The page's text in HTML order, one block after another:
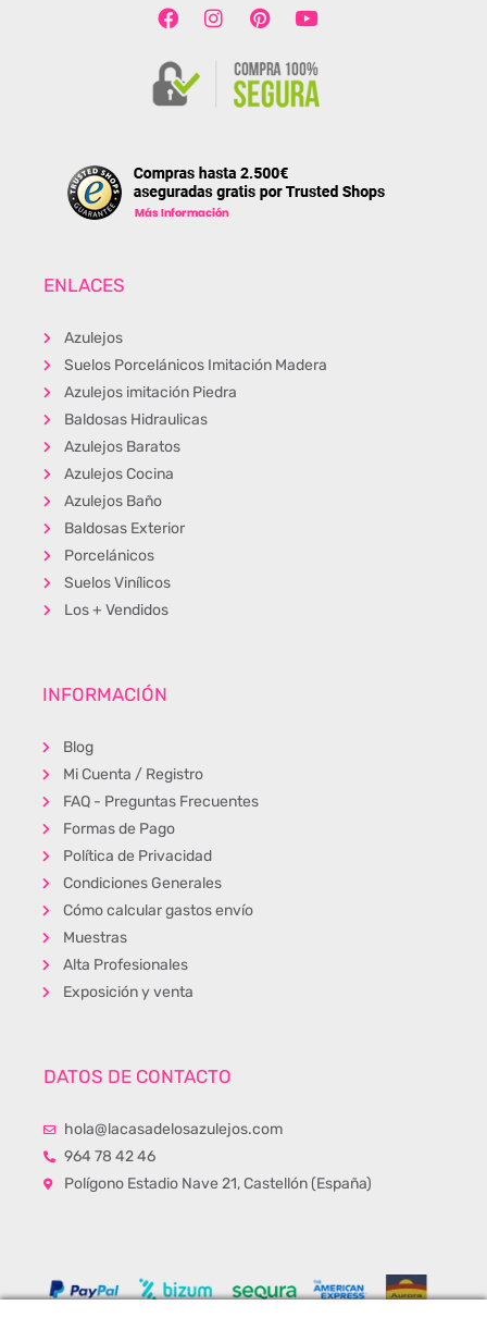
ENLACES
Azulejos
Suelos Porcelánicos Imitación Madera
Azulejos imitación Piedra
Baldosas Hidraulicas
Azulejos Baratos
Azulejos Cocina
Azulejos Baño
Baldosas Exterior
Porcelánicos
Suelos Vinílicos
Los + Vendidos
INFORMACIÓN
Blog
Mi Cuenta / Registro
FAQ - Preguntas Frecuentes
Formas de Pago
Política de Privacidad
Condiciones Generales
Cómo calcular gastos envío
Muestras
Alta Profesionales
Exposición y venta
DATOS DE CONTACTO
hola@lacasadelosazulejos.com
964 78 42 46
Polígono Estadio Nave 21, Castellón (España)